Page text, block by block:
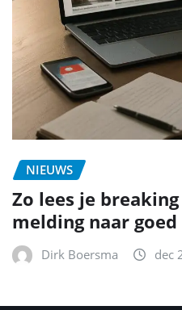
NIEUWS
Zo lees je
melding naar
Dirk Boersma dec